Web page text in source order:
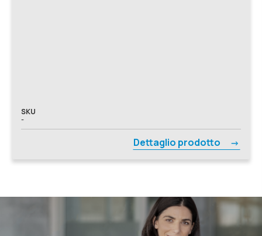
SKU
-
Dettaglio prodotto